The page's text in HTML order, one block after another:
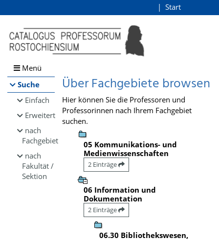
Browsen
direkt zum Inhalt
Start
Menü
Suche
Einfach
Erweitert
nach
Fachgebiet
nach
Fakultät /
Sektion
Über Fachgebiete browsen
Hier können Sie die Professoren und
Professorinnen nach Ihrem Fachgebiet
suchen.
05 Kommunikations- und
Medienwissenschaften
2 Einträge
06 Information und
Dokumentation
2 Einträge
06.30 Bibliothekswesen,